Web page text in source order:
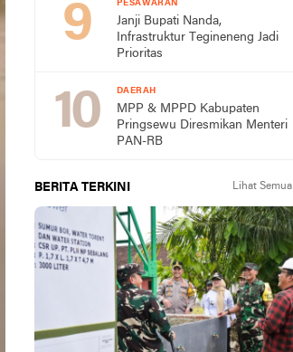
PESAWARAN
Janji Bupati Nanda,
Infrastruktur Tegineneng Jadi
Prioritas
DAERAH
MPP & MPPD Kabupaten
Pringsewu Diresmikan Menteri
PAN-RB
BERITA TERKINI Lihat Semua